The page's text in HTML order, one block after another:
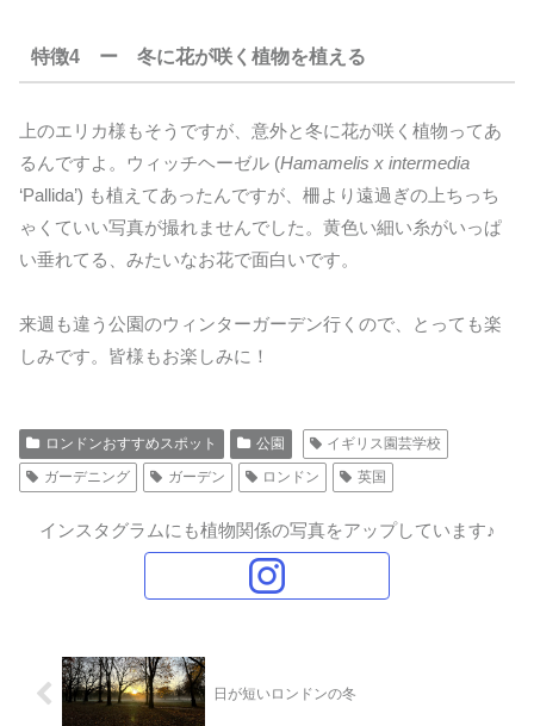
特徴4 ー 冬に花が咲く植物を植える
上のエリカ様もそうですが、意外と冬に花が咲く植物ってあ
るんですよ。ウィッチヘーゼル (Hamamelis x intermedia
‘Pallida’) も植えてあったんですが、柵より遠過ぎの上ちっち
ゃくていい写真が撮れませんでした。黄色い細い糸がいっぱ
い垂れてる、みたいなお花で面白いです。
来週も違う公園のウィンターガーデン行くので、とっても楽
しみです。皆様もお楽しみに！
ロンドンおすすめスポット 公園
イギリス園芸学校
ガーデニング
ガーデン ロンドン 英国
インスタグラムにも植物関係の写真をアップしています♪
日が短いロンドンの冬